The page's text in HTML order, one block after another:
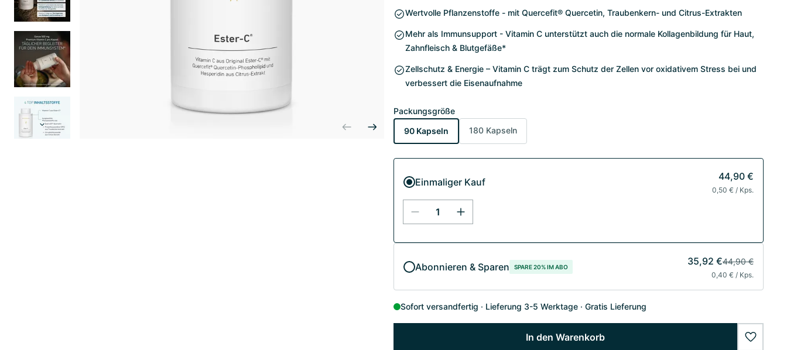
Wertvolle Pflanzenstoffe - mit Quercefit® Quercetin, Traubenkern- und Citrus-Extrakten
Mehr als Immunsupport - Vitamin C unterstützt auch die normale Kollagenbildung für Haut,
Zahnfleisch & Blutgefäße*
Zellschutz & Energie – Vitamin C trägt zum Schutz der Zellen vor oxidativem Stress bei und
verbessert die Eisenaufnahme
Packungsgröße
90 Kapseln
180 Kapseln
Einmaliger Kauf 44,90 €
0,50 € / Kps.
Abonnieren & Sparen SPARE 20% IM ABO 35,92 €44,90 €
0,40 € / Kps.
Sofort versandfertig Lieferung 3-5 Werktage Gratis Lieferung
In den Warenkorb